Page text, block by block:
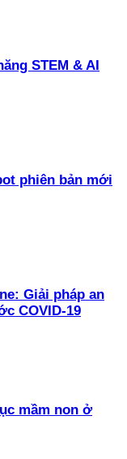
STEM & AI
phiên bản mới
Giải pháp an
COVID-19
mầm non ở